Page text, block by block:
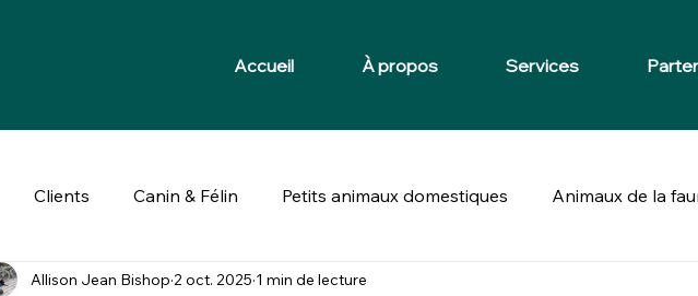
Accueil À propos Services
Clients Canin & Félin Petits animaux domestiques Animaux de la
& société
Allison Jean Bishop 2 oct. 2025 1 min de lecture